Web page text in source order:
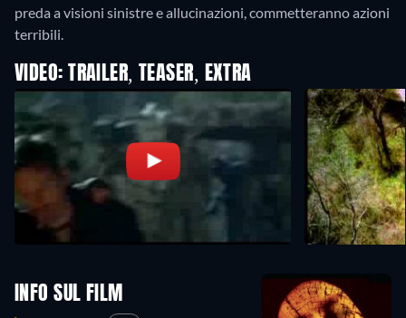
preda a visioni sinistre e allucinazioni, commetteranno azioni
terribili.
VIDEO: TRAILER, TEASER, EXTRA
INFO SUL FILM